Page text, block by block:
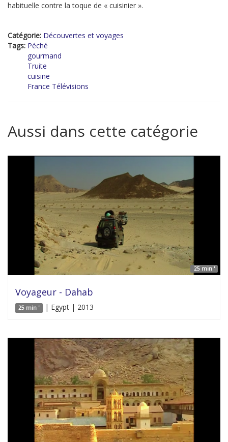
habituelle contre la toque de « cuisinier ».
Catégorie: Découvertes et voyages
Tags: Péché
gourmand
Truite
cuisine
France Télévisions
Aussi dans cette catégorie
25 min '
Voyageur - Dahab
25 min ' | Egypt | 2013